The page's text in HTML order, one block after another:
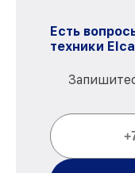
Есть
техники